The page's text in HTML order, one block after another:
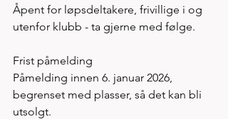
Åpent for løpsdeltakere, frivillige i og
utenfor klubb - ta gjerne med følge.
Frist påmelding
Påmelding innen 6. januar 2026,
begrenset med plasser, så det kan bli
utsolgt.